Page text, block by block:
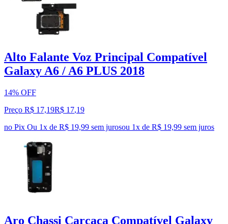
Alto Falante Voz Principal Compatível
Galaxy A6 / A6 PLUS 2018
14% OFF
Preço R$ 17,19R$ 17,19
no Pix Ou 1x de R$ 19,99 sem jurosou 1x de R$ 19,99 sem juros
Aro Chassi Carcaça Compatível Galaxy